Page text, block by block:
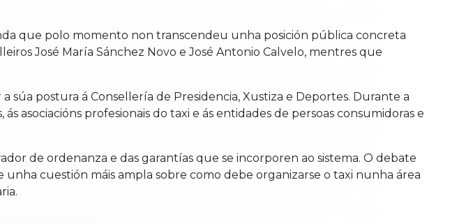
que polo momento non transcendeu unha posición pública concreta
José María Sánchez Novo e José Antonio Calvelo, mentres que
súa postura á Consellería de Presidencia, Xustiza e Deportes. Durante a
asociacións profesionais do taxi e ás entidades de persoas consumidoras e
de ordenanza e das garantías que se incorporen ao sistema. O debate
cuestión máis ampla sobre como debe organizarse o taxi nunha área